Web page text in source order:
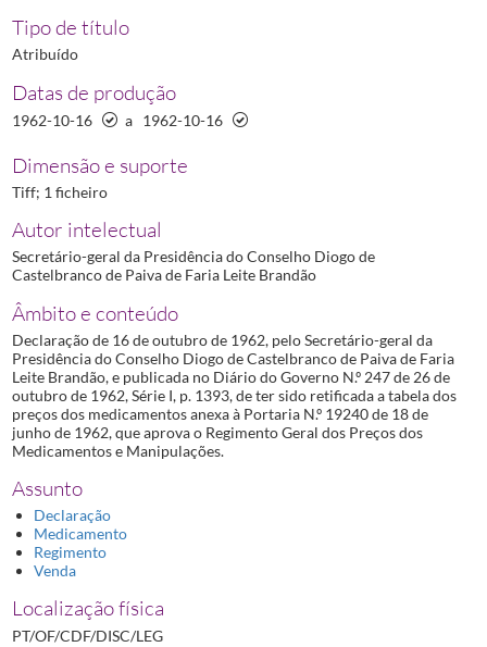
Tipo de título
Atribuído
Datas de produção
1962-10-16 a 1962-10-16
Dimensão e suporte
Tiff; 1 ficheiro
Autor intelectual
Secretário-geral da Presidência do Conselho Diogo de
Castelbranco de Paiva de Faria Leite Brandão
Âmbito e conteúdo
Declaração de 16 de outubro de 1962, pelo Secretário-geral da
Presidência do Conselho Diogo de Castelbranco de Paiva de Faria
Leite Brandão, e publicada no Diário do Governo N.º 247 de 26 de
outubro de 1962, Série I, p. 1393, de ter sido retificada a tabela dos
preços dos medicamentos anexa à Portaria N.º 19240 de 18 de
junho de 1962, que aprova o Regimento Geral dos Preços dos
Medicamentos e Manipulações.
Assunto
Declaração
Medicamento
Regimento
Venda
Localização física
PT/OF/CDF/DISC/LEG